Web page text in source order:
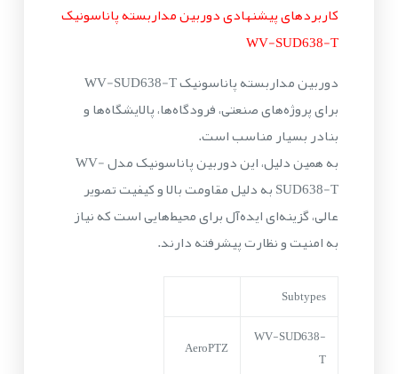
کاربردهای پیشنهادی دوربین مداربسته پاناسونیک
WV-SUD638-T
دوربین مداربسته پاناسونیک WV-SUD638-T
برای پروژه‌های صنعتی، فرودگاه‌ها، پالایشگاه‌ها و
بنادر بسیار مناسب است.
به همین دلیل، این دوربین پاناسونیک مدل WV-
SUD638-T به دلیل مقاومت بالا و کیفیت تصویر
عالی، گزینه‌ای ایده‌آل برای محیط‌هایی است که نیاز
به امنیت و نظارت پیشرفته دارند.
Subtypes
WV-SUD638-
T
AeroPTZ